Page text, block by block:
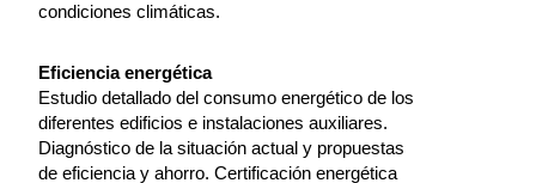
condiciones climáticas.
Eficiencia energética
Estudio detallado del consumo energético de los
diferentes edificios e instalaciones auxiliares.
Diagnóstico de la situación actual y propuestas
de eficiencia y ahorro. Certificación energética